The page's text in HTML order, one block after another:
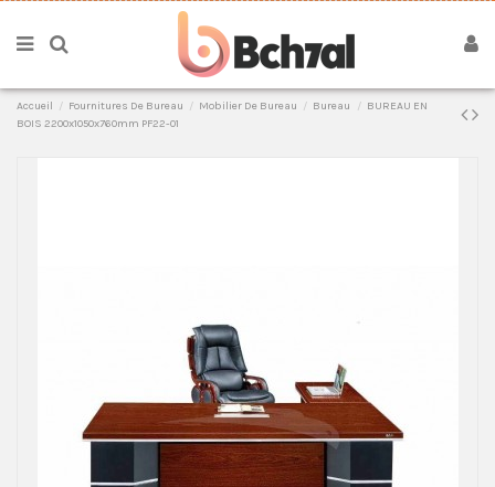
Accueil Fournitures De Bureau Mobilier De Bureau Bureau
BUREAU EN
BOIS 2200x1050x760mm PF22-01